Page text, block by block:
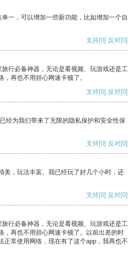
一，可以增加一些新功能，比如增加一个自
支持[0] 反对[0]
行必备神器，无论是看视频、玩游戏还是工
再也不用担心网速卡顿了。
支持[0] 反对[0]
经为我们带来了无限的隐私保护和安全性保
支持[0] 反对[0]
美，玩法丰富。我已经玩了好几个小时，还
支持[0] 反对[0]
行必备神器，无论是看视频、玩游戏还是工
，再也不用担心网速卡顿了。以前出差的时
正常使用网络，现在有了这个app，我再也不